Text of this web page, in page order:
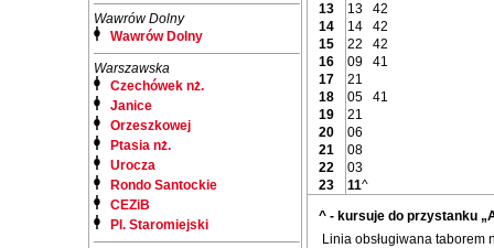
Wawrów Dolny
Wawrów Dolny
Warszawska
Czechówek nż.
Janice
Orzeszkowej
Ptasia nż.
Urocza
Rondo Santockie
CEZiB
Pl. Staromiejski
13
13
42
14
14
42
15
22
42
16
09
41
17
21
18
05
41
19
21
20
06
21
08
22
03
23
11^
^ - kursuje do przystanku
Linia obsługiwana taborem